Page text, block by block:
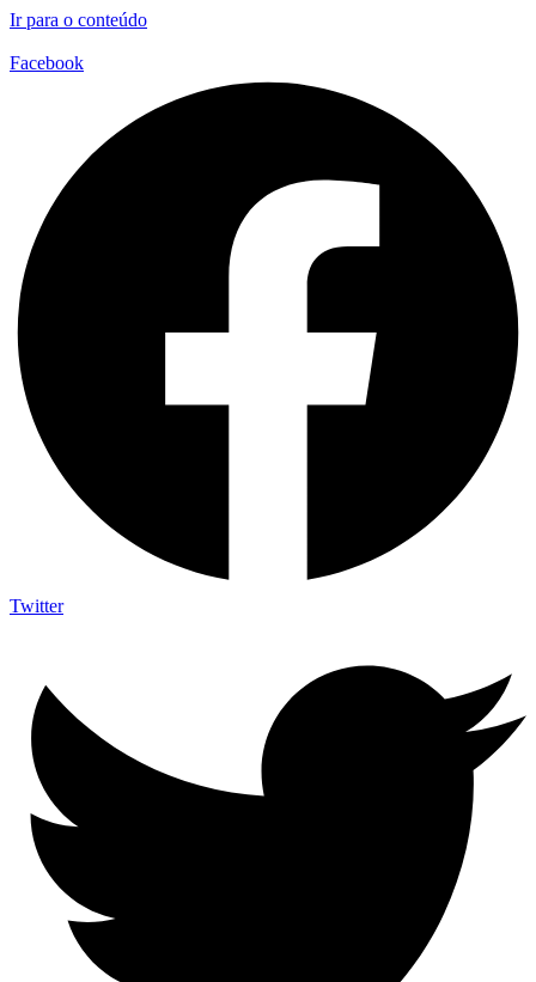
Ir para o conteúdo
Facebook
Twitter